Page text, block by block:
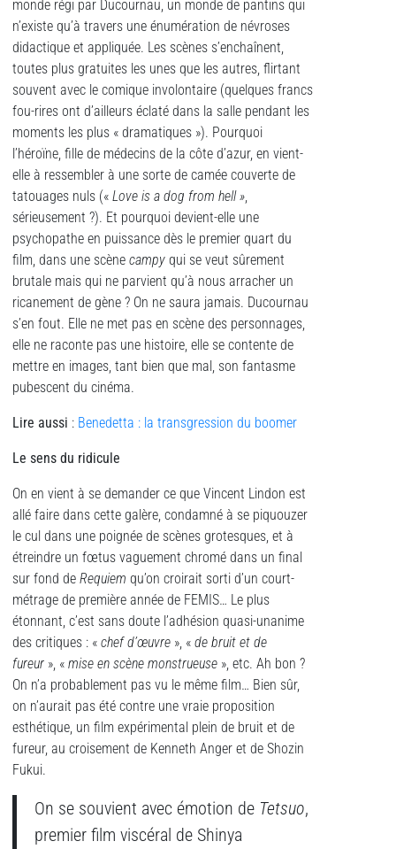
monde régi par Ducournau, un monde de pantins qui
n’existe qu’à travers une énumération de névroses
didactique et appliquée. Les scènes s’enchaînent,
toutes plus gratuites les unes que les autres, flirtant
souvent avec le comique involontaire (quelques francs
fou-rires ont d’ailleurs éclaté dans la salle pendant les
moments les plus « dramatiques »). Pourquoi
l’héroïne, fille de médecins de la côte d’azur, en vient-
elle à ressembler à une sorte de camée couverte de
tatouages nuls (« Love is a dog from hell »
sérieusement ?). Et pourquoi devient-elle une
psychopathe en puissance dès le premier quart du
film, dans une scène campy qui se veut sûrement
brutale mais qui ne parvient qu’à nous arracher un
ricanement de gène ? On ne saura jamais. Ducournau
s’en fout. Elle ne met pas en scène des personnages,
elle ne raconte pas une histoire, elle se contente de
mettre en images, tant bien que mal, son fantasme
pubescent du cinéma.
Lire aussi : Benedetta : la transgression du boomer
Le sens du ridicule
On en vient à se demander ce que Vincent Lindon est
allé faire dans cette galère, condamné à se piquouzer
le cul dans une poignée de scènes grotesques, et à
étreindre un fœtus vaguement chromé dans un final
sur fond de Requiem qu’on croirait sorti d’un court-
métrage de première année de FEMIS… Le plus
étonnant, c’est sans doute l’adhésion quasi-unanime
des critiques : « chef d’œuvre », « de bruit et de
fureur », « mise en scène monstrueuse », etc. Ah bon ?
On n’a probablement pas vu le même film… Bien sûr,
on n’aurait pas été contre une vraie proposition
esthétique, un film expérimental plein de bruit et de
fureur, au croisement de Kenneth Anger et de Shozin
Fukui.
On se souvient avec émotion de Tetsuo,
premier film viscéral de Shinya